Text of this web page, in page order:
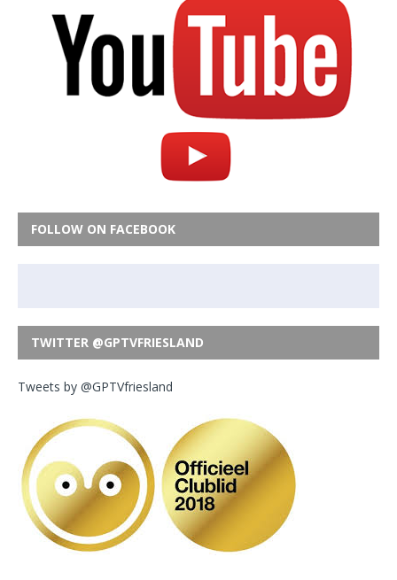
FOLLOW ON FACEBOOK
TWITTER @GPTVFRIESLAND
Tweets by @GPTVfriesland